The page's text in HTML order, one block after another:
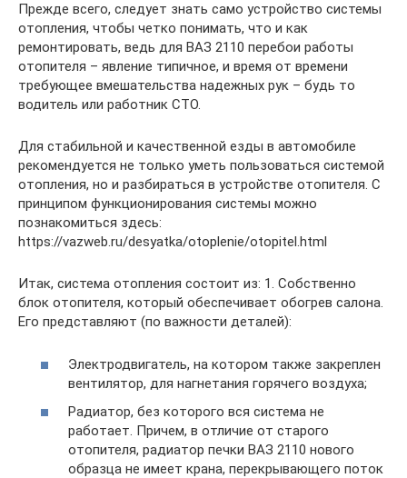
Прежде всего, следует знать само устройство системы
отопления, чтобы четко понимать, что и как
ремонтировать, ведь для ВАЗ 2110 перебои работы
отопителя – явление типичное, и время от времени
требующее вмешательства надежных рук – будь то
водитель или работник СТО.
Для стабильной и качественной езды в автомобиле
рекомендуется не только уметь пользоваться системой
отопления, но и разбираться в устройстве отопителя. С
принципом функционирования системы можно
познакомиться здесь:
https://vazweb.ru/desyatka/otoplenie/otopitel.html
Итак, система отопления состоит из: 1. Собственно
блок отопителя, который обеспечивает обогрев салона.
Его представляют (по важности деталей):
Электродвигатель, на котором также закреплен
вентилятор, для нагнетания горячего воздуха;
Радиатор, без которого вся система не
работает. Причем, в отличие от старого
отопителя, радиатор печки ВАЗ 2110 нового
образца не имеет крана, перекрывающего поток